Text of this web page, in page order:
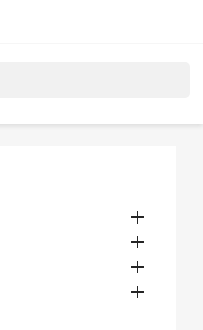



